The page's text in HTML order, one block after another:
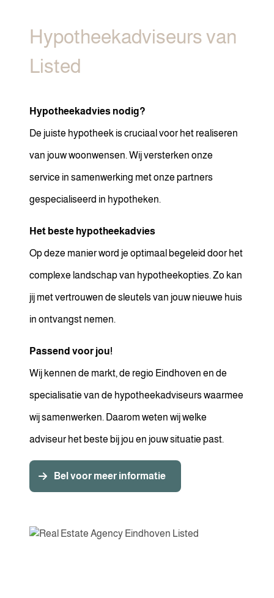
Hypotheekadviseurs van
Listed
Hypotheekadvies nodig?
De juiste hypotheek is cruciaal voor het realiseren
van jouw woonwensen. Wij versterken onze
service in samenwerking met onze partners
gespecialiseerd in hypotheken.
Het beste hypotheekadvies
Op deze manier word je optimaal begeleid door het
complexe landschap van hypotheekopties. Zo kan
jij met vertrouwen de sleutels van jouw nieuwe huis
in ontvangst nemen.
Passend voor jou!
Wij kennen de markt, de regio Eindhoven en de
specialisatie van de hypotheekadviseurs waarmee
wij samenwerken. Daarom weten wij welke
adviseur het beste bij jou en jouw situatie past.
Bel voor meer informatie